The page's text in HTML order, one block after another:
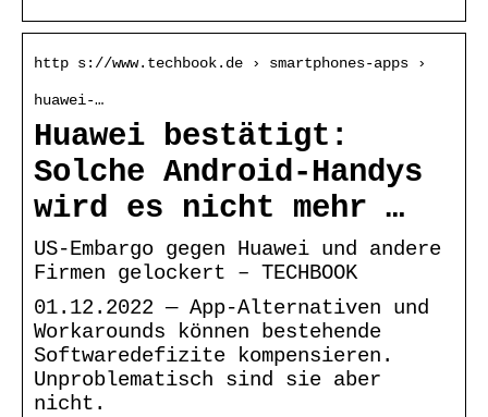
http s://www.techbook.de › smartphones-apps ›
huawei-…
Huawei bestätigt:
Solche Android-Handys
wird es nicht mehr …
US-Embargo gegen Huawei und andere
Firmen gelockert – TECHBOOK
01.12.2022 — App-Alternativen und
Workarounds können bestehende
Softwaredefizite kompensieren.
Unproblematisch sind sie aber
nicht.